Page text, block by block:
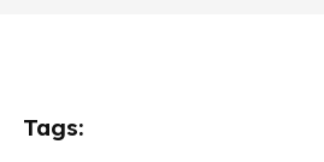
Tags: